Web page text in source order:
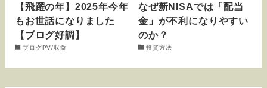
【飛躍の年】2025年今年
もお世話になりました
【ブログ好調】
ブログPV/収益
なぜ新NISAでは「配当
金」が不利になりやすい
のか？
投資方法